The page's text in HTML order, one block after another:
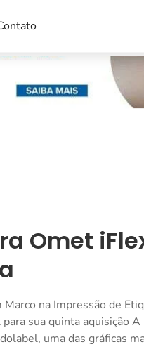
Omet
na Impressão de
sua quinta aquisição
uma das gráficas